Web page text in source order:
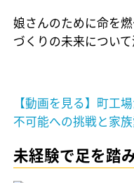
娘さんのために命を
づくりの未来について
【動画を見る】町工
不可能への挑戦と家
未経験で足を踏